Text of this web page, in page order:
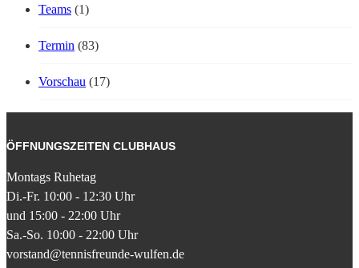
Teams (1)
Termin (83)
Vorschau (17)
ÖFFNUNGSZEITEN CLUBHAUS
Montags Ruhetag
Di.-Fr. 10:00 - 12:30 Uhr
und 15:00 - 22:00 Uhr
Sa.-So. 10:00 - 22:00 Uhr
vorstand@tennisfreunde-wulfen.de